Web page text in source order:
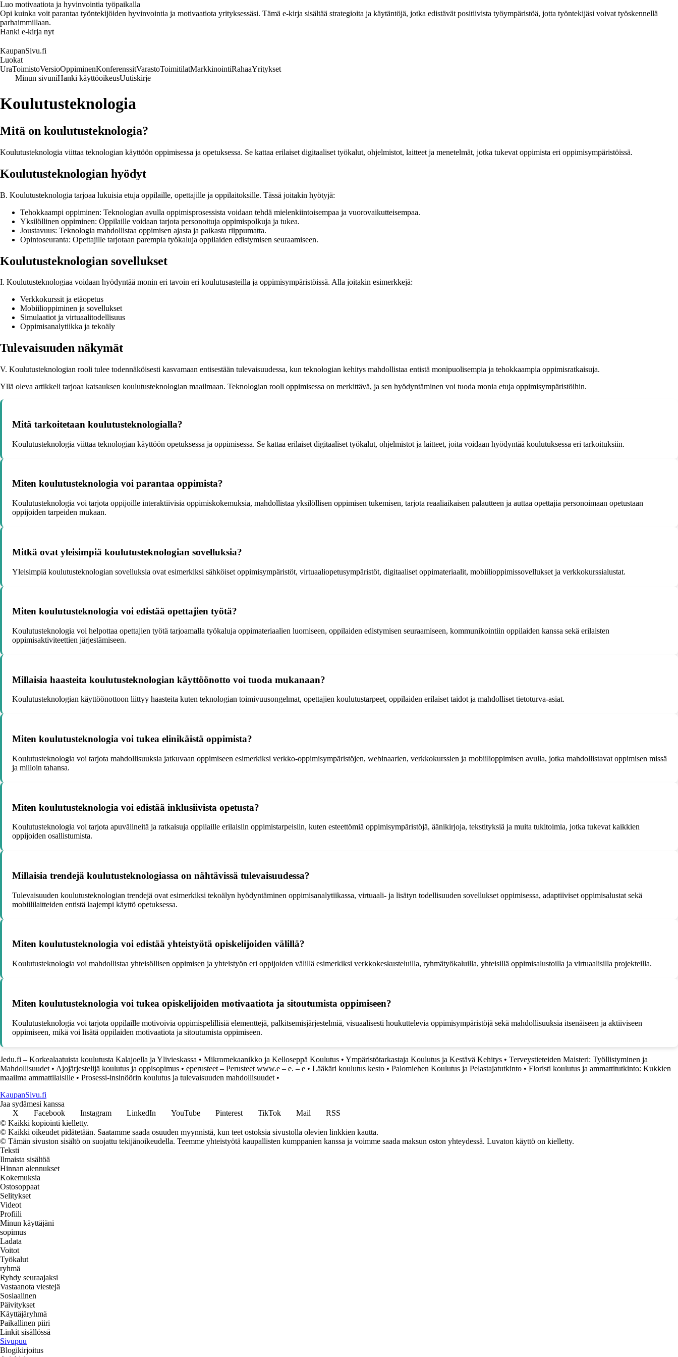
Luo motivaatiota ja hyvinvointia työpaikalla
Opi kuinka voit parantaa työntekijöiden hyvinvointia ja motivaatiota yrityksessäsi. Tämä e-kirja sisältää strategioita ja käytäntöjä, jotka edistävät positiivista työympäristöä, jotta työntekijäsi voivat työskennellä
parhaimmillaan.
Hanki e-kirja nyt
KaupanSivu.fi
Luokat
UraToimistoVersioOppiminenKonferenssitVarastoToimitilatMarkkinointiRahaaYritykset
Minun sivuniHanki käyttöoikeusUutiskirje
Koulutusteknologia
Mitä on koulutusteknologia?
Koulutusteknologia viittaa teknologian käyttöön oppimisessa ja opetuksessa. Se kattaa erilaiset digitaaliset työkalut, ohjelmistot, laitteet ja menetelmät, jotka tukevat oppimista eri oppimisympäristöissä.
Koulutusteknologian hyödyt
B. Koulutusteknologia tarjoaa lukuisia etuja oppilaille, opettajille ja oppilaitoksille. Tässä joitakin hyötyjä:
Tehokkaampi oppiminen: Teknologian avulla oppimisprosessista voidaan tehdä mielenkiintoisempaa ja vuorovaikutteisempaa.
Yksilöllinen oppiminen: Oppilaille voidaan tarjota personoituja oppimispolkuja ja tukea.
Joustavuus: Teknologia mahdollistaa oppimisen ajasta ja paikasta riippumatta.
Opintoseuranta: Opettajille tarjotaan parempia työkaluja oppilaiden edistymisen seuraamiseen.
Koulutusteknologian sovellukset
I. Koulutusteknologiaa voidaan hyödyntää monin eri tavoin eri koulutusasteilla ja oppimisympäristöissä. Alla joitakin esimerkkejä:
Verkkokurssit ja etäopetus
Mobiilioppiminen ja sovellukset
Simulaatiot ja virtuaalitodellisuus
Oppimisanalytiikka ja tekoäly
Tulevaisuuden näkymät
V. Koulutusteknologian rooli tulee todennäköisesti kasvamaan entisestään tulevaisuudessa, kun teknologian kehitys mahdollistaa entistä monipuolisempia ja tehokkaampia oppimisratkaisuja.
Yllä oleva artikkeli tarjoaa katsauksen koulutusteknologian maailmaan. Teknologian rooli oppimisessa on merkittävä, ja sen hyödyntäminen voi tuoda monia etuja oppimisympäristöihin.
Mitä tarkoitetaan koulutusteknologialla?
Koulutusteknologia viittaa teknologian käyttöön opetuksessa ja oppimisessa. Se kattaa erilaiset digitaaliset työkalut, ohjelmistot ja laitteet, joita voidaan hyödyntää koulutuksessa eri tarkoituksiin.
Miten koulutusteknologia voi parantaa oppimista?
Koulutusteknologia voi tarjota oppijoille interaktiivisia oppimiskokemuksia, mahdollistaa yksilöllisen oppimisen tukemisen, tarjota reaaliaikaisen palautteen ja auttaa opettajia personoimaan opetustaan
oppijoiden tarpeiden mukaan.
Mitkä ovat yleisimpiä koulutusteknologian sovelluksia?
Yleisimpiä koulutusteknologian sovelluksia ovat esimerkiksi sähköiset oppimisympäristöt, virtuaaliopetusympäristöt, digitaaliset oppimateriaalit, mobiilioppimissovellukset ja verkkokurssialustat.
Miten koulutusteknologia voi edistää opettajien työtä?
Koulutusteknologia voi helpottaa opettajien työtä tarjoamalla työkaluja oppimateriaalien luomiseen, oppilaiden edistymisen seuraamiseen, kommunikointiin oppilaiden kanssa sekä erilaisten
oppimisaktiviteettien järjestämiseen.
Millaisia haasteita koulutusteknologian käyttöönotto voi tuoda mukanaan?
Koulutusteknologian käyttöönottoon liittyy haasteita kuten teknologian toimivuusongelmat, opettajien koulutustarpeet, oppilaiden erilaiset taidot ja mahdolliset tietoturva-asiat.
Miten koulutusteknologia voi tukea elinikäistä oppimista?
Koulutusteknologia voi tarjota mahdollisuuksia jatkuvaan oppimiseen esimerkiksi verkko-oppimisympäristöjen, webinaarien, verkkokurssien ja mobiilioppimisen avulla, jotka mahdollistavat oppimisen missä
ja milloin tahansa.
Miten koulutusteknologia voi edistää inklusiivista opetusta?
Koulutusteknologia voi tarjota apuvälineitä ja ratkaisuja oppilaille erilaisiin oppimistarpeisiin, kuten esteettömiä oppimisympäristöjä, äänikirjoja, tekstityksiä ja muita tukitoimia, jotka tukevat kaikkien
oppijoiden osallistumista.
Millaisia trendejä koulutusteknologiassa on nähtävissä tulevaisuudessa?
Tulevaisuuden koulutusteknologian trendejä ovat esimerkiksi tekoälyn hyödyntäminen oppimisanalytiikassa, virtuaali- ja lisätyn todellisuuden sovellukset oppimisessa, adaptiiviset oppimisalustat sekä
mobiililaitteiden entistä laajempi käyttö opetuksessa.
Miten koulutusteknologia voi edistää yhteistyötä opiskelijoiden välillä?
Koulutusteknologia voi mahdollistaa yhteisöllisen oppimisen ja yhteistyön eri oppijoiden välillä esimerkiksi verkkokeskusteluilla, ryhmätyökaluilla, yhteisillä oppimisalustoilla ja virtuaalisilla projekteilla.
Miten koulutusteknologia voi tukea opiskelijoiden motivaatiota ja sitoutumista oppimiseen?
Koulutusteknologia voi tarjota oppilaille motivoivia oppimispelillisiä elementtejä, palkitsemisjärjestelmiä, visuaalisesti houkuttelevia oppimisympäristöjä sekä mahdollisuuksia itsenäiseen ja aktiiviseen
oppimiseen, mikä voi lisätä oppilaiden motivaatiota ja sitoutumista oppimiseen.
Jedu.fi – Korkealaatuista koulutusta Kalajoella ja Ylivieskassa • Mikromekaanikko ja Kelloseppä Koulutus • Ympäristötarkastaja Koulutus ja Kestävä Kehitys • Terveystieteiden Maisteri: Työllistyminen ja
Mahdollisuudet • Ajojärjestelijä koulutus ja oppisopimus • eperusteet – Perusteet www.e – e. – e • Lääkäri koulutus kesto • Palomiehen Koulutus ja Pelastajatutkinto • Floristi koulutus ja ammattitutkinto: Kukkien
maailma ammattilaisille • Prosessi-insinöörin koulutus ja tulevaisuuden mahdollisuudet •
KaupanSivu.fi
Jaa sydämesi kanssa
X
Facebook Instagram LinkedIn YouTube Pinterest TikTok Mail
RSS
© Kaikki kopiointi kielletty.
© Kaikki oikeudet pidätetään. Saatamme saada osuuden myynnistä, kun teet ostoksia sivustolla olevien linkkien kautta.
© Tämän sivuston sisältö on suojattu tekijänoikeudella. Teemme yhteistyötä kaupallisten kumppanien kanssa ja voimme saada maksun oston yhteydessä. Luvaton käyttö on kielletty.
Teksti
Ilmaista sisältöä
Hinnan alennukset
Kokemuksia
Ostosoppaat
Selitykset
Videot
Profiili
Minun käyttäjäni
sopimus
Ladata
Voitot
Työkalut
ryhmä
Ryhdy seuraajaksi
Vastaanota viestejä
Sosiaalinen
Päivitykset
Käyttäjäryhmä
Paikallinen piiri
Linkit sisällössä
Sivupuu
Blogikirjoitus